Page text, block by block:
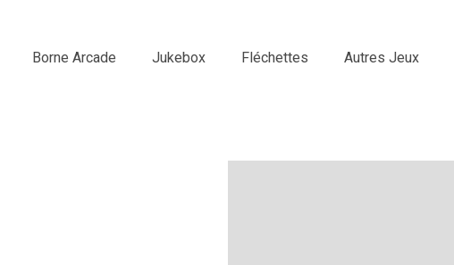
Borne Arcade Jukebox Fléchettes Autres Jeux